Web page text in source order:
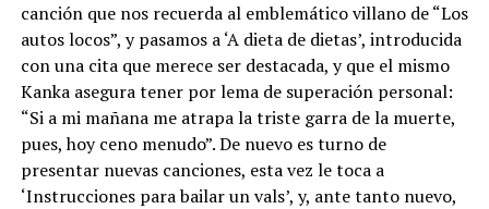
canción que nos recuerda al emblemático villano de “Los
autos locos”, y pasamos a ‘A dieta de dietas’, introducida
con una cita que merece ser destacada, y que el mismo
Kanka asegura tener por lema de superación personal:
“Si a mi mañana me atrapa la triste garra de la muerte,
pues, hoy ceno menudo”. De nuevo es turno de
presentar nuevas canciones, esta vez le toca a
‘Instrucciones para bailar un vals’, y, ante tanto nuevo,